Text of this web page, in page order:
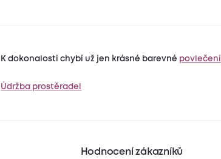
K dokonalosti chybí už jen krásné barevné povlečení
Údržba prostěradel
Hodnocení zákazníků